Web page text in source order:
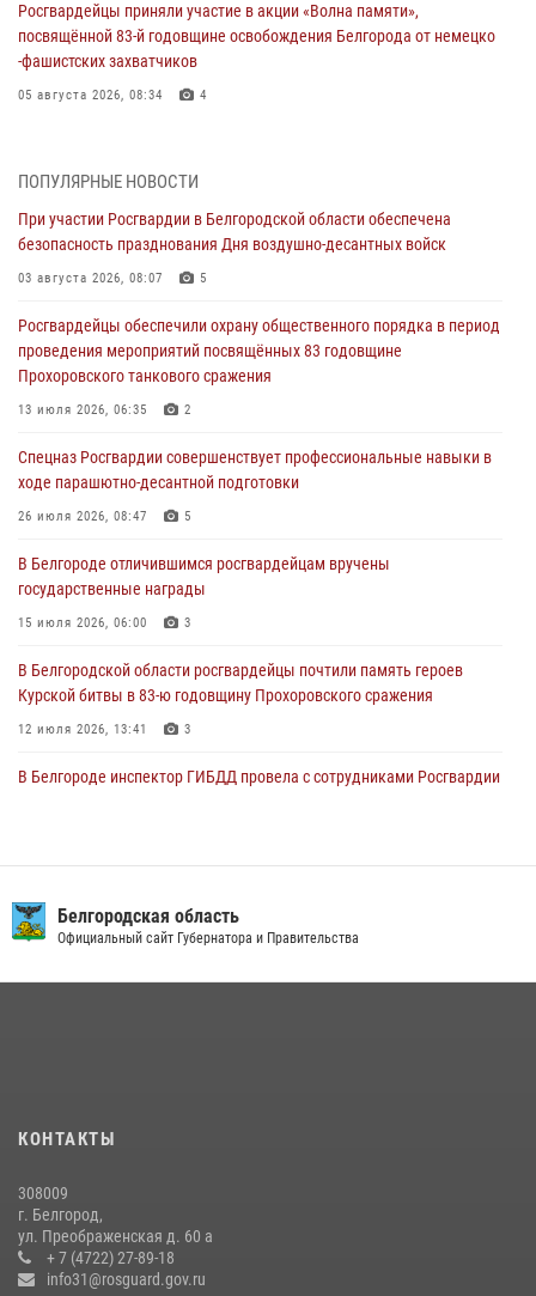
Росгвардейцы приняли участие в акции «Волна памяти»,
посвящённой 83‑й годовщине освобождения Белгорода от немецко
‑фашистских захватчиков
05 августа 2026, 08:34 4
Росгвардейцы спасли раненого при атаке FPV-дрона ВСУ жителя
белгородского приграничья
За неделю белгородские росгвардейцы пресекли свыше 130
правонарушений
04 августа 2026, 06:03
Сотрудники Росгвардии задержали подозреваемую в краже
товаров из гипермаркета в Белгороде
03 августа 2026, 13:29
«Я расскажу вам о Герое»: история подполковника милиции в
отставке Виктора Хайрулика (видео)
03 августа 2026, 10:37
ПОПУЛЯРНЫЕ НОВОСТИ
При участии Росгвардии в Белгородской области обеспечена
безопасность празднования Дня воздушно-десантных войск
03 августа 2026, 08:07 5
Росгвардейцы обеспечили охрану общественного порядка в период
проведения мероприятий посвящённых 83 годовщине
Прохоровского танкового сражения
13 июля 2026, 06:35 2
Спецназ Росгвардии совершенствует профессиональные навыки в
ходе парашютно-десантной подготовки
26 июля 2026, 08:47 5
В Белгороде отличившимся росгвардейцам вручены
государственные награды
15 июля 2026, 06:00 3
В Белгородской области росгвардейцы почтили память героев
Курской битвы в 83-ю годовщину Прохоровского сражения
12 июля 2026, 13:41 3
В Белгороде инспектор ГИБДД провела с сотрудниками Росгвардии
подготовке спецподразделения в эфире радио «России - Белгород»
22 июля 2026, 14:36
боксу
Росгвардейцы провели урок безопасности для воспитанников
Старооскольского военно-патриотического клуба
10 июля 2026, 06:30
Белгородская область
Официальный сайт Губернатора и Правительства
КОНТАКТЫ
308009
г. Белгород,
ул. Преображенская д. 60 а
+ 7 (4722) 27-89-18
info31@rosguard.gov.ru